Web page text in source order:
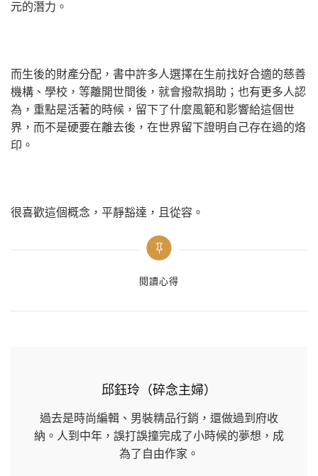
元的潛力。
而生後的財產分配，書中許多人選擇在生前找好合適的慈善
機構、學校，等離開世間後，就會撥款捐助；也有更多人認
為，重點是活著的時候，留下了什麼風範和影響給這個世
界，而不是硬要在離去後，在世界留下證明自己存在過的烙
印。
很喜歡這個概念，平靜豁達，且從容。
Categories
閱讀心得
邱鈺玲（碎念主婦）
過去是時尚編輯、男裝精品行銷，還做過到府收
納。人到中年，誤打誤撞完成了小時候的夢想，成
為了自由作家。